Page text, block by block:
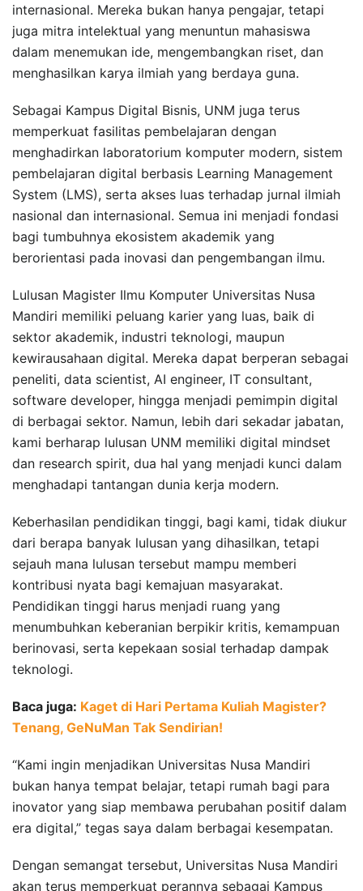
internasional. Mereka bukan hanya pengajar, tetapi
juga mitra intelektual yang menuntun mahasiswa
dalam menemukan ide, mengembangkan riset, dan
menghasilkan karya ilmiah yang berdaya guna.
Sebagai Kampus Digital Bisnis, UNM juga terus
memperkuat fasilitas pembelajaran dengan
menghadirkan laboratorium komputer modern, sistem
pembelajaran digital berbasis Learning Management
System (LMS), serta akses luas terhadap jurnal ilmiah
nasional dan internasional. Semua ini menjadi fondasi
bagi tumbuhnya ekosistem akademik yang
berorientasi pada inovasi dan pengembangan ilmu.
Lulusan Magister Ilmu Komputer Universitas Nusa
Mandiri memiliki peluang karier yang luas, baik di
sektor akademik, industri teknologi, maupun
kewirausahaan digital. Mereka dapat berperan sebagai
peneliti, data scientist, AI engineer, IT consultant,
software developer, hingga menjadi pemimpin digital
di berbagai sektor. Namun, lebih dari sekadar jabatan,
kami berharap lulusan UNM memiliki digital mindset
dan research spirit, dua hal yang menjadi kunci dalam
menghadapi tantangan dunia kerja modern.
Keberhasilan pendidikan tinggi, bagi kami, tidak diukur
dari berapa banyak lulusan yang dihasilkan, tetapi
sejauh mana lulusan tersebut mampu memberi
kontribusi nyata bagi kemajuan masyarakat.
Pendidikan tinggi harus menjadi ruang yang
menumbuhkan keberanian berpikir kritis, kemampuan
berinovasi, serta kepekaan sosial terhadap dampak
teknologi.
Baca juga: Kaget di Hari Pertama Kuliah Magister?
Tenang, GeNuMan Tak Sendirian!
“Kami ingin menjadikan Universitas Nusa Mandiri
bukan hanya tempat belajar, tetapi rumah bagi para
inovator yang siap membawa perubahan positif dalam
era digital,” tegas saya dalam berbagai kesempatan.
Dengan semangat tersebut, Universitas Nusa Mandiri
akan terus memperkuat perannya sebagai Kampus